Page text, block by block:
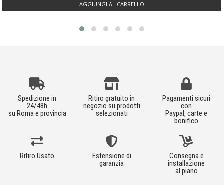
AGGIUNGI AL CARRELLO
Spedizione in
24/48h
su Roma e provincia
Ritiro gratuito in
negozio su prodotti
selezionati
Pagamenti sicuri
con
Paypal, carte e
bonifico
Ritiro Usato
Estensione di
garanzia
Consegna e
installazione
al piano